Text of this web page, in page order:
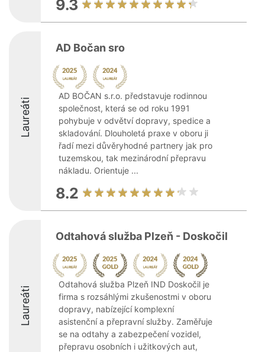
9.3
Laureáti
AD Bočan sro
AD BOČAN s.r.o. představuje rodinnou
společnost, která se od roku 1991
pohybuje v odvětví dopravy, spedice a
skladování. Dlouholetá praxe v oboru ji
řadí mezi důvěryhodné partnery jak pro
tuzemskou, tak mezinárodní přepravu
nákladu. Orientuje ...
8.2
Laureáti
Odtahová služba Plzeň - Doskočil
Odtahová služba Plzeň IND Doskočil je
firma s rozsáhlými zkušenostmi v oboru
dopravy, nabízející komplexní
asistenční a přepravní služby. Zaměřuje
se na odtahy a zabezpečení vozidel,
přepravu osobních i užitkových aut,